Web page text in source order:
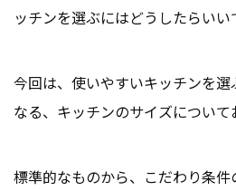
ッチンを選ぶにはどうしたらいい
今回は、使いやすいキッチンを
なる、キッチンのサイズについて
標準的なものから、こだわり条